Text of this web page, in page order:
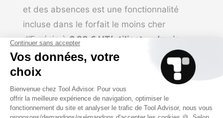
et des absences est une fonctionnalité
incluse dans le forfait le moins cher
d’Eurécia à6,90 € HT/utilisateur/mois
2) Combo : la gestion des
absences et des congés, le
stress en moins